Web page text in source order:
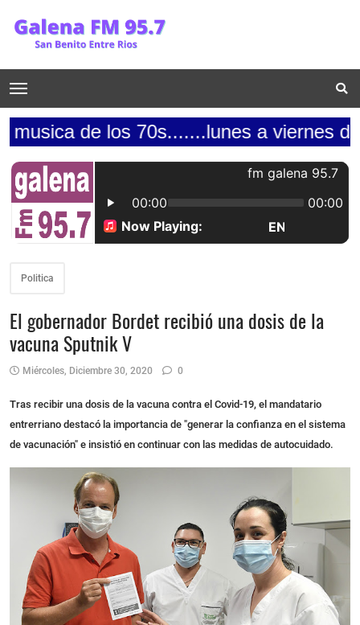
los 70s.......lunes a viernes de 9 a 12
Politica
El gobernador Bordet recibió una dosis de la
vacuna Sputnik V
Miércoles, Diciembre 30, 2020 0
Tras recibir una dosis de la vacuna contra el Covid-19, el mandatario
entrerriano destacó la importancia de "generar la confianza en el sistema
de vacunación" e insistió en continuar con las medidas de autocuidado.